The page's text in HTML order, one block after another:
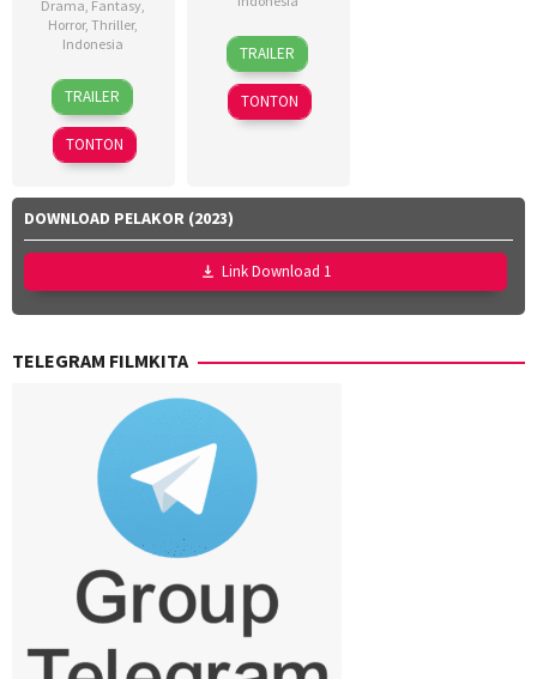
Drama, Fantasy,
Horror,Thriller,
Indonesia
18
Mar
2026
Azhar
Kinoi
Lubis,
Hollynov
Mutia
Effendi,
Nurul
Ravika
TRAILER
TONTON
18
Mar
2026
Dinna
Jasanti
Fachru
Rizza
Farras
Utari
Nofita
TRAILER
TONTON
DOWNLOAD PELAKOR (2023)
Link Download 1
TELEGRAM FILMKITA